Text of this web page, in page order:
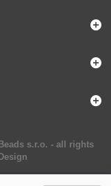
s.r.o. - all rights